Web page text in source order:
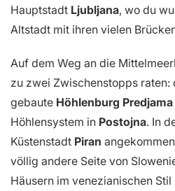
Hauptstadt Ljubljana, wo du
Altstadt mit ihren vielen
Auf dem Weg an die
zu zwei Zwischenstopps raten:
gebaute Höhlenburg Predjama
Höhlensystem in Postojna. In
Küstenstadt Piran
völlig andere Seite von
Häusern im venezianischen